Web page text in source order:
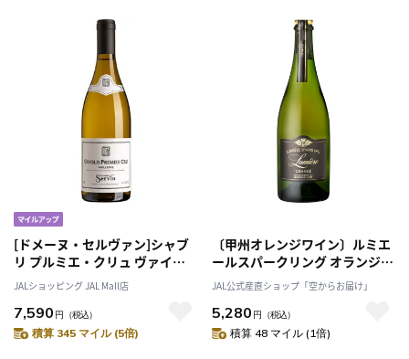
[ドメーヌ・セルヴァン]シャブ
リ プルミエ・クリュ ヴァイヨ
ン 2022
JALショッピング JAL Mall店
7,590 円 （税込）
積算 345 マイル (5倍)
〔甲州オレンジワイン〕ルミエ
ールスパークリング オランジェ
［山梨 ルミエールワイナリー］
JAL公式産直ショップ「空からお届け」
5,280 円 （税込）
積算 48 マイル (1倍)